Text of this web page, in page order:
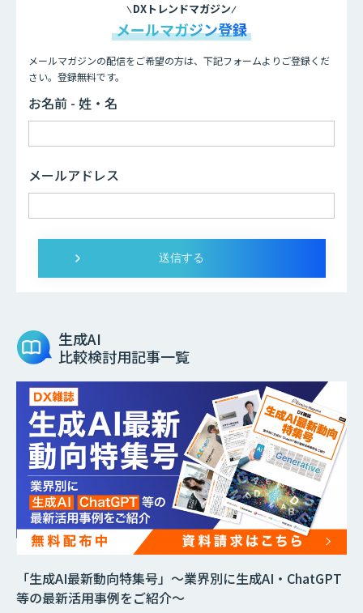
DXトレンドマガジン
メールマガジン登録
メールマガジンの配信をご希望の方は、下記フォームよりご登録くだ
さい。登録無料です。
お名前 - 姓・名
メールアドレス
生成AI
比較検討用記事一覧
「生成AI最新動向特集号」～業界別に生成AI・ChatGPT
等の最新活用事例をご紹介～